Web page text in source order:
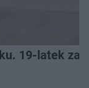
19-latek